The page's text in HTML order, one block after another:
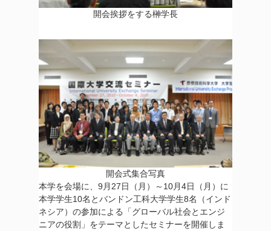
開会挨拶をする榊学長
開会式集合写真
本学を会場に、9月27日（月）～10月4日（月）に
本学学生10名とバンドン工科大学学生8名（インド
ネシア）の参加による「グローバル社会とエンジ
ニアの役割」をテーマとしたセミナーを開催しま